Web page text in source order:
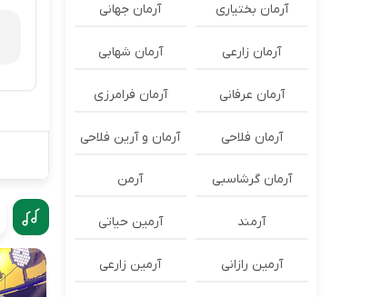
آرمان بختیاری آرمان جهانی
آرمان زارعی آرمان شهابی
آرمان عرفانی آرمان فرامرزی
آرمان فلاحی آرمان و آرین فلاحی
آرمان گرشاسبی آرمن
آرمند آرمین حیاتی
آرمین رازانی آرمین زارعی